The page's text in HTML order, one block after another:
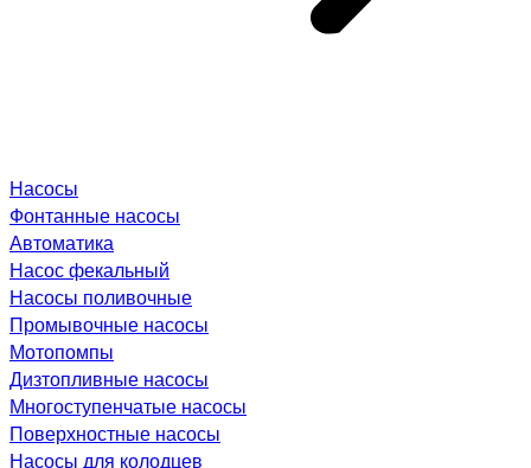
Насосы
Фонтанные насосы
Автоматика
Насос фекальный
Насосы поливочные
Промывочные насосы
Мотопомпы
Дизтопливные насосы
Многоступенчатые насосы
Поверхностные насосы
Насосы для колодцев